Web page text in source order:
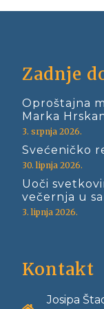
Zadnje
Oproštajna
Marka
3. srpnja 2026.
Svećeničko
30. lipnja 2026.
Uoči
večernja u
3. lipnja 2026.
Kontakt
Josipa